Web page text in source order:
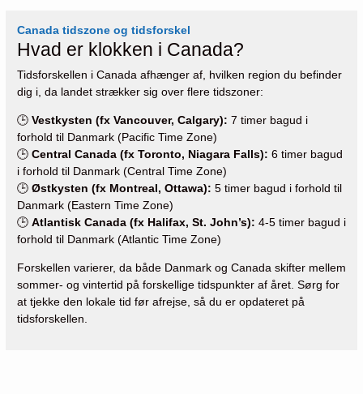
Canada tidszone og tidsforskel
Hvad er klokken i Canada?
Tidsforskellen i Canada afhænger af, hvilken region du befinder
dig i, da landet strækker sig over flere tidszoner:
🕒 Vestkysten (fx Vancouver, Calgary): 7 timer bagud i
forhold til Danmark (Pacific Time Zone)
🕒 Central Canada (fx Toronto, Niagara Falls): 6 timer bagud
i forhold til Danmark (Central Time Zone)
🕒 Østkysten (fx Montreal, Ottawa): 5 timer bagud i forhold til
Danmark (Eastern Time Zone)
🕒 Atlantisk Canada (fx Halifax, St. John’s): 4-5 timer bagud i
forhold til Danmark (Atlantic Time Zone)
Forskellen varierer, da både Danmark og Canada skifter mellem
sommer- og vintertid på forskellige tidspunkter af året. Sørg for
at tjekke den lokale tid før afrejse, så du er opdateret på
tidsforskellen.